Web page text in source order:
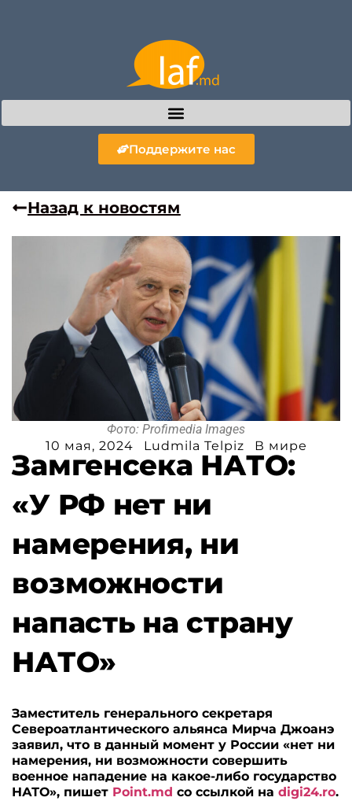
Поддержите нас
Назад к новостям
Фото: Profimedia Images
10 мая, 2024
Ludmila Telpiz В мире
Замгенсека НАТО:
«У РФ нет ни
намерения, ни
возможности
напасть на страну
НАТО»
Заместитель генерального секретаря
Североатлантического альянса Мирча Джоанэ
заявил, что в данный момент у России «нет ни
намерения, ни возможности совершить
военное нападение на какое-либо государство
НАТО», пишет Point.md со ссылкой наdigi24.ro.